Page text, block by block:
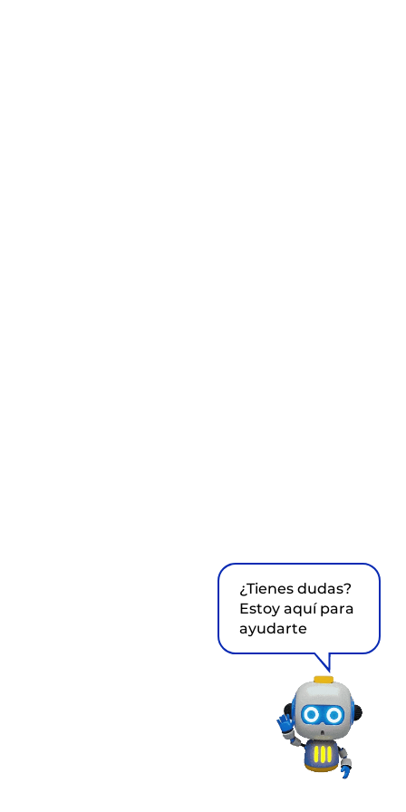
¿Tienes dudas?
Estoy aquí para
ayudarte